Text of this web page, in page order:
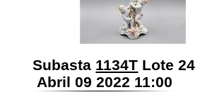
Subasta 1134T Lote 24
Abril 09 2022 11:00